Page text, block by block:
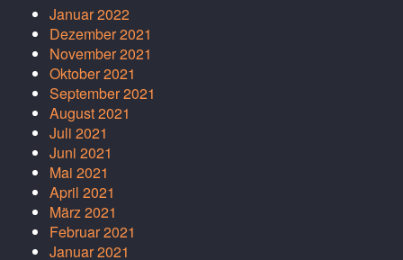
Januar 2022
Dezember 2021
November 2021
Oktober 2021
September 2021
August 2021
Juli 2021
Juni 2021
Mai 2021
April 2021
März 2021
Februar 2021
Januar 2021